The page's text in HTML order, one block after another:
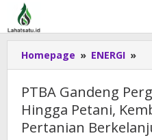
Lewati
konten
Homepage » ENERGI »
PTBA Gandeng
Hingga Petani,
Pertanian